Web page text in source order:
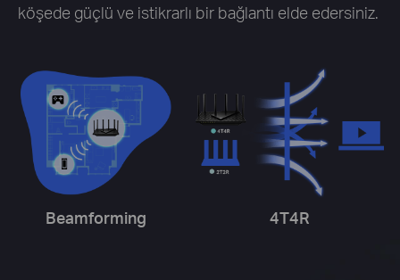
köşede güçlü ve istikrarlı bir bağlantı elde edersiniz.
Beamforming 4T4R